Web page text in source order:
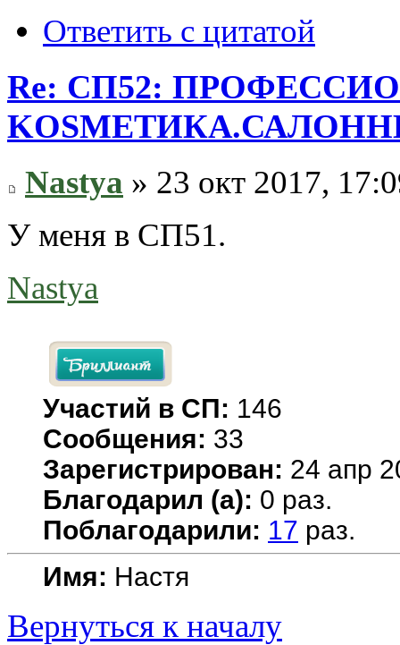
Ответить с цитатой
Re: СП52:
Nastya » 23 окт 2017,
У меня в СП51.
Nastya
Участий в СП: 146
Сообщения: 33
Зарегистрирован: 24 апр
Благодарил (а): 0 раз.
Поблагодарили: 17 раз.
Имя: Настя
Вернуться к началу